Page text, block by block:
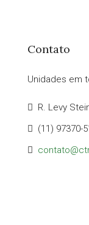
Contato
Unidades em
R. Levy
(11) 97370-